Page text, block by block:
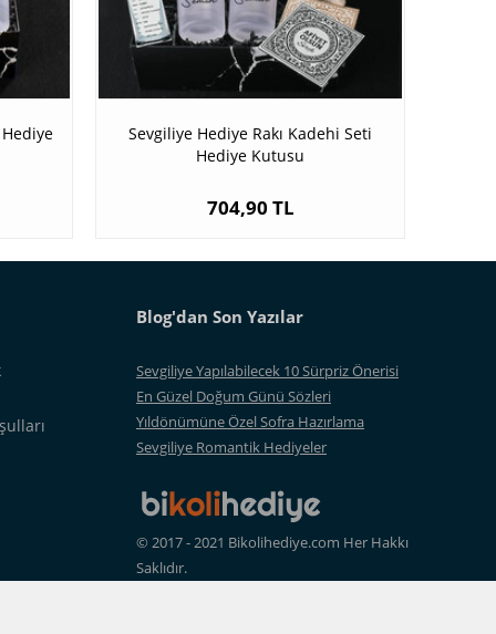
Sevgiliye Hediye Rakı Kadehi Seti
Hediye Kutusu
704,90 TL
Blog'dan Son Yazılar
Sevgiliye Yapılabilecek 10 Sürpriz Önerisi
En Güzel Doğum Günü Sözleri
Yıldönümüne Özel Sofra Hazırlama
Sevgiliye Romantik Hediyeler
© 2017 - 2021 Bikolihediye.com Her Hakkı
Saklıdır.